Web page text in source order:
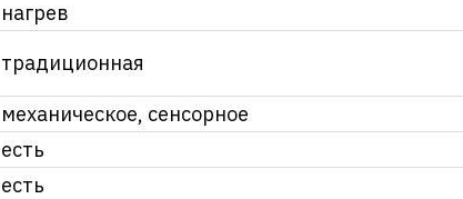
нагрев
традиционная
механическое, сенсорное
есть
есть